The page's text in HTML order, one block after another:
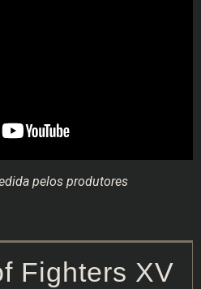
pelos produtores
Fighters XV